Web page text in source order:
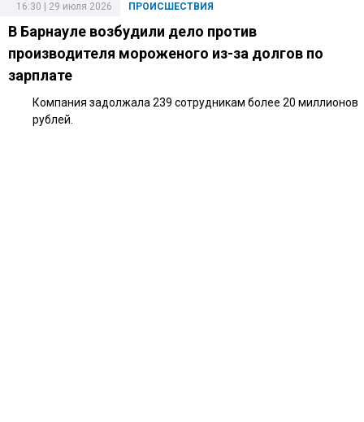
ПРОИСШЕСТВИЯ
16:30 | 29 июля 2026
В Барнауле возбудили дело против
производителя мороженого из-за долгов по
зарплате
Компания задолжала 239 сотрудникам более 20 миллионов
рублей.